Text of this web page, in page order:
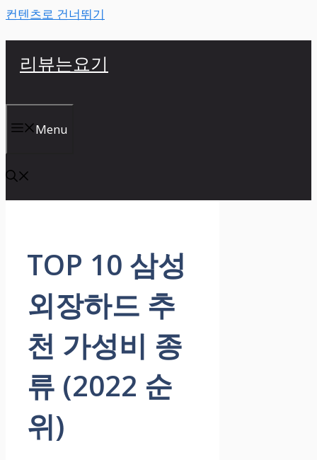
컨텐츠로 건너뛰기
리뷰는요기
Menu
TOP 10 삼성
외장하드 추
천 가성비 종
류 (2022 순
위)